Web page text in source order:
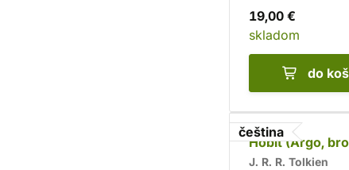
19,00 €
skladom
do
čeština
Hobit (Argo,
J. R. R. Tolkien